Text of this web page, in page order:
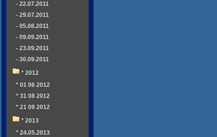
- 22.07.2011
- 29.07.2011
- 05.08.2011
- 09.09.2011
- 23.09.2011
- 30.09.2011
* 2012
* 01 06 2012
* 31 08 2012
* 21 09 2012
* 2013
* 24.05.2013